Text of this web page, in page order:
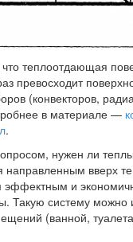
теплоотдающая
превосходит
(конвекторов,
в материале —
.
нужен ли
направленным вверх
эффектным и
Такую систему можно
(ванной,